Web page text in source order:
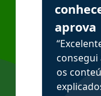
aprova
consegui
os